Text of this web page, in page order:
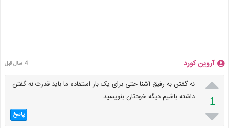
آروین کورد 4 سال قبل

1

نه گفتن به رفیق آشنا حتی برای یک بار استفاده ما باید قدرت نه گفتن
داشته باشیم دیگه خودتان بنویسید
پاسخ